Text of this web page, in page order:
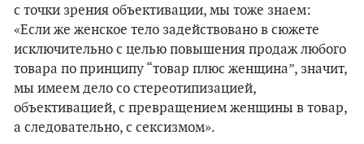
с точки зрения объективации, мы тоже знаем:
«Если же женское тело задействовано в сюжете
исключительно с целью повышения продаж любого
товара по принципу “товар плюс женщина”, значит,
мы имеем дело со стереотипизацией,
объективацией, с превращением женщины в товар,
а следовательно, с сексизмом».